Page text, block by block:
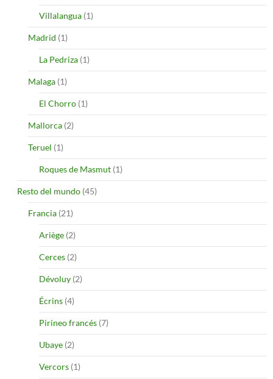
Villalangua (1)
Madrid (1)
La Pedriza (1)
Malaga (1)
El Chorro (1)
Mallorca (2)
Teruel (1)
Roques de Masmut (1)
Resto del mundo (45)
Francia (21)
Ariège (2)
Cerces (2)
Dévoluy (2)
Écrins (4)
Pirineo francés (7)
Ubaye (2)
Vercors (1)